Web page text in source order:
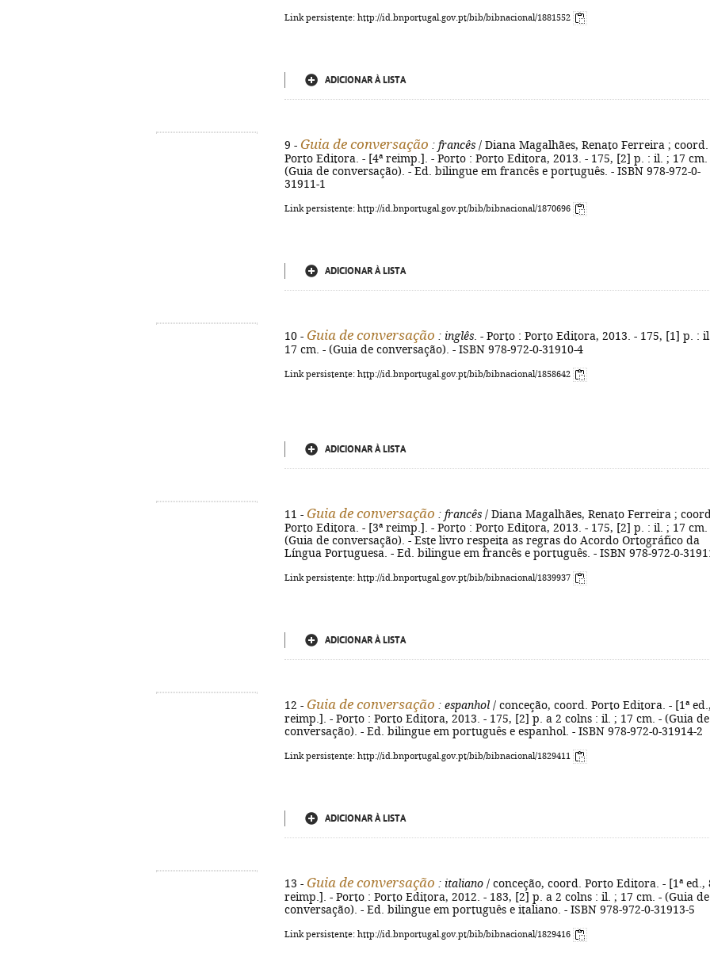
Link persistente: http://id.bnportugal.gov.pt/bib/bibnacional/1881552
ADICIONAR À LISTA
9 - Guia de conversação : francês / Diana Magalhães, Renato Ferreira ; coord.
Porto Editora. - [4ª reimp.]. - Porto : Porto Editora, 2013. - 175, [2] p. : il. ; 17 cm.
(Guia de conversação). - Ed. bilingue em francês e português. - ISBN 978-972-0-
31911-1
Link persistente: http://id.bnportugal.gov.pt/bib/bibnacional/1870696
ADICIONAR À LISTA
10 - Guia de conversação : inglês . - Porto : Porto Editora, 2013. - 175, [1] p. :
17 cm. - (Guia de conversação). - ISBN 978-972-0-31910-4
Link persistente: http://id.bnportugal.gov.pt/bib/bibnacional/1858642
ADICIONAR À LISTA
11 - Guia de conversação : francês / Diana Magalhães, Renato Ferreira ; coord.
Porto Editora. - [3ª reimp.]. - Porto : Porto Editora, 2013. - 175, [2] p. : il. ; 17 cm.
(Guia de conversação). - Este livro respeita as regras do Acordo Ortográfico da
Língua Portuguesa. - Ed. bilingue em francês e português. - ISBN 978-972-0-
Link persistente: http://id.bnportugal.gov.pt/bib/bibnacional/1839937
ADICIONAR À LISTA
12 - Guia de conversação : espanhol / conceção, coord. Porto Editora. - [1ª
reimp.]. - Porto : Porto Editora, 2013. - 175, [2] p. a 2 colns : il. ; 17 cm. - (Guia de
conversação). - Ed. bilingue em português e espanhol. - ISBN 978-972-0-31914-2
Link persistente: http://id.bnportugal.gov.pt/bib/bibnacional/1829411
ADICIONAR À LISTA
13 - Guia de conversação : italiano / conceção, coord. Porto Editora. - [1ª ed.,
reimp.]. - Porto : Porto Editora, 2012. - 183, [2] p. a 2 colns : il. ; 17 cm. - (Guia de
conversação). - Ed. bilingue em português e italiano. - ISBN 978-972-0-31913-5
Link persistente: http://id.bnportugal.gov.pt/bib/bibnacional/1829416